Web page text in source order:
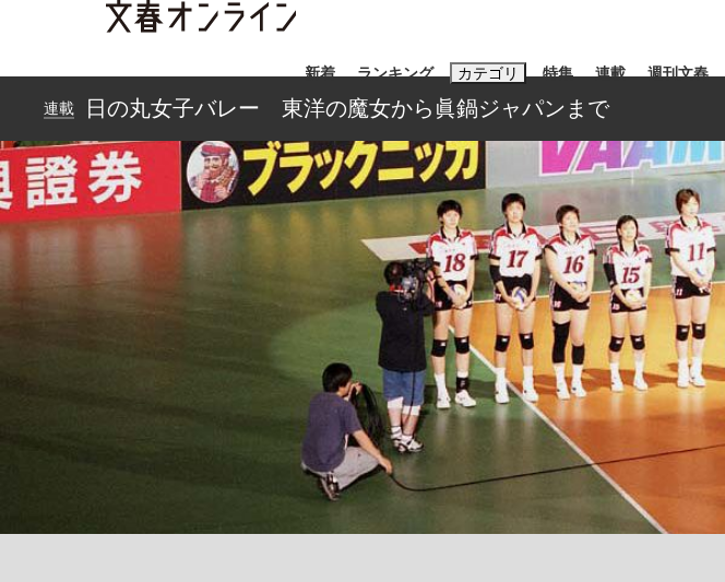
新着 ランキング カテゴリ
「善か悪かはどちらでもいい」リアル『九条の大罪』弁護士が明かすトク...
特集 連載 週刊文春
おすすめのキーワードタグ一覧
#藤田晋 #三山凌輝 #高市早苗 #後藤真希
#玉木雄一郎
#亀和田武
連載 日の丸女子バレー 東洋の魔女から眞鍋ジャパンまで